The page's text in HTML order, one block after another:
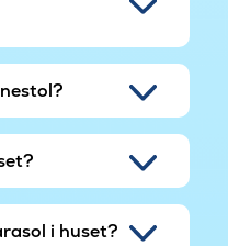
i huset?